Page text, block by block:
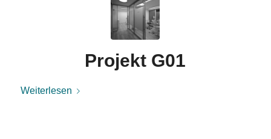
Projekt G01
Weiterlesen